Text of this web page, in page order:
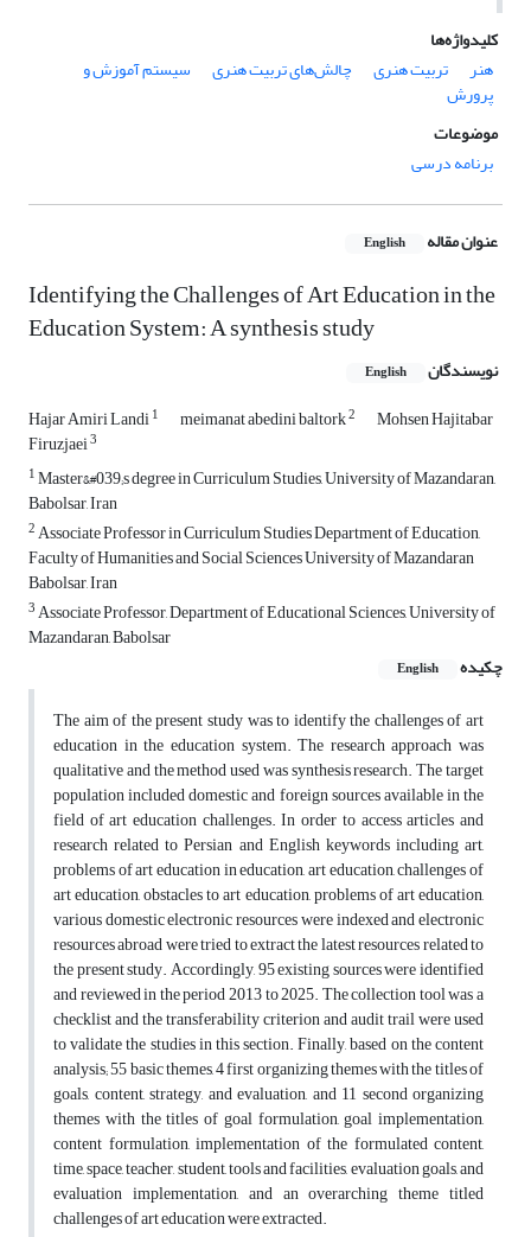
کلیدواژه‌ها
هنر
تربیت هنری چالش‌های تربیت هنری سیستم آموزش‌ و
پرورش
موضوعات
برنامه درسی
عنوان مقاله English
Identifying the Challenges of Art Education in the
Education System: A synthesis study
نویسندگان English
Hajar Amiri Landi1 meimanat abedini baltork2 Mohsen Hajitabar
Firuzjaei3
1Master&#039;s degree in Curriculum Studies, University of Mazandaran,
Babolsar, Iran
2Associate Professor in Curriculum Studies Department of Education,
Faculty of Humanities and Social Sciences University of Mazandaran
Babolsar, Iran
3Associate Professor, Department of Educational Sciences, University of
Mazandaran, Babolsar
چکیده
English
The aim of the present study was to identify the challenges of art
education in the education system. The research approach was
qualitative and the method used was synthesis research. The target
population included domestic and foreign sources available in the
field of art education challenges. In order to access articles and
research related to Persian and English keywords including art,
problems of art education in education, art education, challenges of
art education, obstacles to art education, problems of art education,
various domestic electronic resources were indexed and electronic
resources abroad were tried to extract the latest resources related to
the present study. Accordingly, 95 existing sources were identified
and reviewed in the period 2013 to 2025. The collection tool was a
checklist and the transferability criterion and audit trail were used
to validate the studies in this section. Finally, based on the content
analysis; 55 basic themes, 4 first organizing themes with the titles of
goals, content, strategy, and evaluation, and 11 second organizing
themes with the titles of goal formulation, goal implementation,
content formulation, implementation of the formulated content,
time, space, teacher, student, tools and facilities, evaluation goals, and
evaluation implementation, and an overarching theme titled
challenges of art education were extracted.